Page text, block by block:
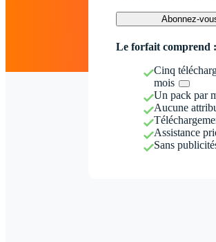
Abonnez-
Le forfait comprend :
Cinq
mois
Un pack par
Aucune
Assistance
Sans